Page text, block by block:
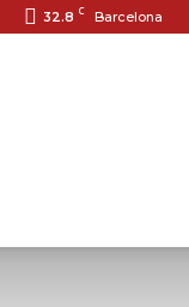
32.8 C Barcelona